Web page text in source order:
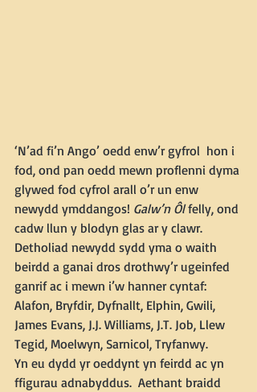
‘N’ad fi’n Ango’ oedd enw’r gyfrol  hon i
fod, ond pan oedd mewn proflenni dyma
glywed fod cyfrol arall o’r un enw
newydd ymddangos! Galw’n Ôl felly, ond
cadw llun y blodyn glas ar y clawr.
Detholiad newydd sydd yma o waith
beirdd a ganai dros drothwy’r ugeinfed
ganrif ac i mewn i’w hanner cyntaf:
Alafon, Bryfdir, Dyfnallt, Elphin, Gwili,
James Evans, J.J. Williams, J.T. Job, Llew
Tegid, Moelwyn, Sarnicol, Tryfanwy.
Yn eu dydd yr oeddynt yn feirdd ac yn
ffigurau adnabyddus.  Aethant braidd